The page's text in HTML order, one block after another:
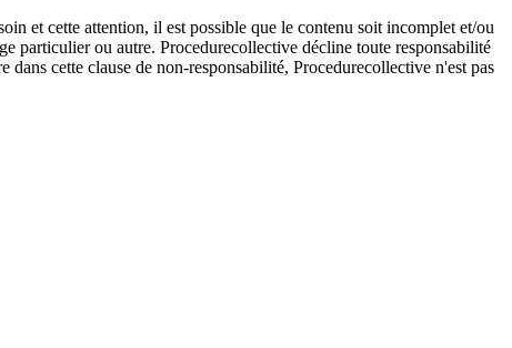
et cette attention, il est possible que le contenu soit incomplet et/ou
particulier ou autre. Procedurecollective décline toute responsabilité
cette clause de non-responsabilité, Procedurecollective n'est pas